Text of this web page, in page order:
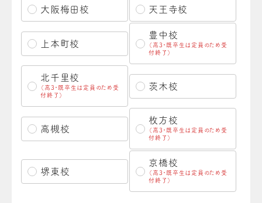
大阪梅田校 天王寺校
上本町校
豊中校
（高3・既卒生は定員のため受
付終了）
北千里校
（高3・既卒生は定員のため受
付終了）
茨木校
高槻校
枚方校
（高3・既卒生は定員のため受
付終了）
堺東校
京橋校
（高3・既卒生は定員のため受
付終了）